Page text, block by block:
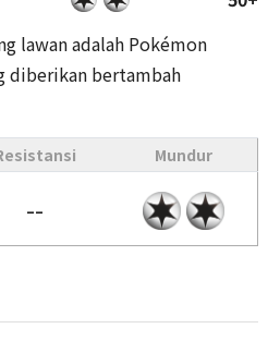
lawan adalah Pokémon
diberikan bertambah
Mundur
--